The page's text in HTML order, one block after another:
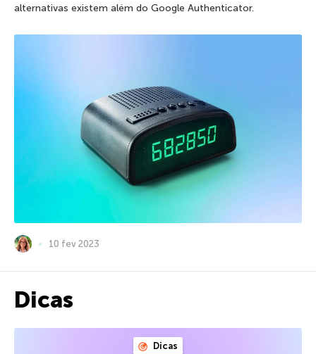
alternativas existem além do Google Authenticator.
10 fev 2023
Dicas
Dicas